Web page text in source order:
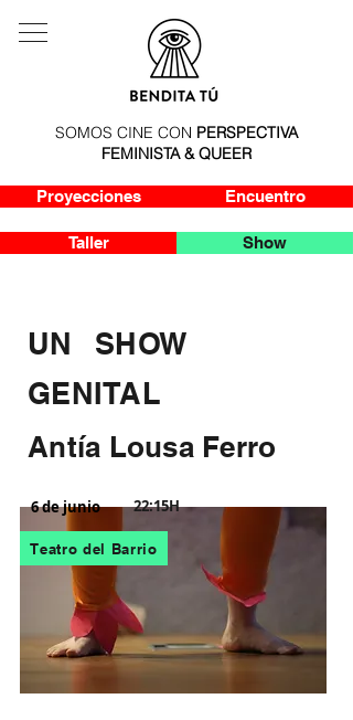
SOMOS CINE CON PERSPECTIVA
FEMINISTA & QUEER
Proyecciones Encuentro
Taller Show
UN
SHOW
GENITAL
Antía Lousa Ferro
6 de junio 22:15H
Teatro del Barrio